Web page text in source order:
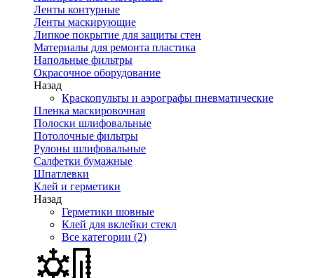
Ленты контурные
Ленты маскирующие
Липкое покрытие для защиты стен
Материалы для ремонта пластика
Напольные фильтры
Окрасочное оборудование
Назад
Краскопульты и аэрографы пневматические
Пленка маскировочная
Полоски шлифовальные
Потолочные фильтры
Рулоны шлифовальные
Салфетки бумажные
Шпатлевки
Клей и герметики
Назад
Герметики шовные
Клей для вклейки стекл
Все категории (2)